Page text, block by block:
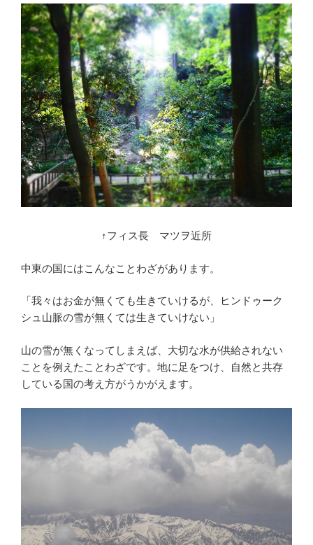
↑フィス長 マツヲ近所
中東の国にはこんなことわざがあります。
「我々はお金が無くても生きていけるが、ヒンドゥーク
シュ山脈の雪が無くては生きていけない」
山の雪が無くなってしまえば、大切な水が供給されない
ことを例えたことわざです。地に足をつけ、自然と共存
している国の考え方がうかがえます。